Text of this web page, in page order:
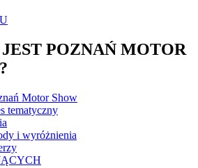
POZNAŃ MOTOR
Motor Show
tematyczny
i wyróżnienia